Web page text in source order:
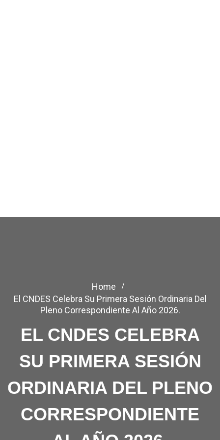
Home
El CNDES Celebra Su Primera Sesión Ordinaria Del
Pleno Correspondiente Al Año 2026.
EL CNDES CELEBRA
SU PRIMERA SESIÓN
ORDINARIA DEL PLENO
CORRESPONDIENTE